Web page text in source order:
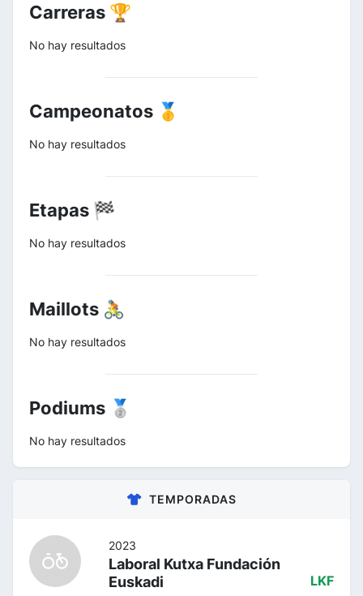
Carreras 🏆
No hay resultados
Campeonatos 🥇
No hay resultados
Etapas 🏁
No hay resultados
Maillots 🚴
No hay resultados
Podiums 🥈
No hay resultados
TEMPORADAS
2023
Laboral Kutxa Fundación
Euskadi
LKF